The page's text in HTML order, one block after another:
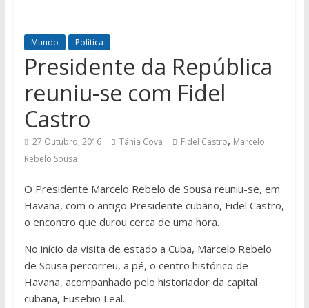
Mundo Política
Presidente da República
reuniu-se com Fidel
Castro
27 Outubro, 2016 Tânia Cova Fidel Castro, Marcelo
Rebelo Sousa
O Presidente Marcelo Rebelo de Sousa reuniu-se, em
Havana, com o antigo Presidente cubano, Fidel Castro,
o encontro que durou cerca de uma hora.
No início da visita de estado a Cuba, Marcelo Rebelo
de Sousa percorreu, a pé, o centro histórico de
Havana, acompanhado pelo historiador da capital
cubana, Eusebio Leal.